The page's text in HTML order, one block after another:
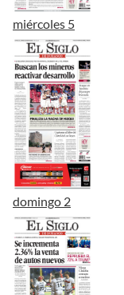
miércoles 5
domingo 2